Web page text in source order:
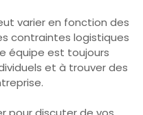
varier en fonction des
contraintes logistiques
équipe est toujours
et à trouver des